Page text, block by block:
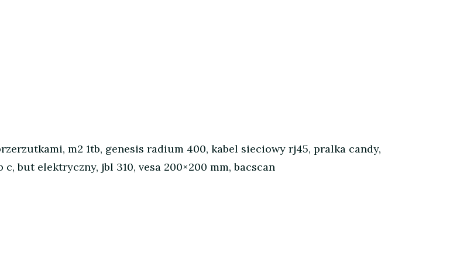
m2 1tb, genesis radium 400, kabel sieciowy rj45, pralka candy,
but elektryczny, jbl 310, vesa 200×200 mm, bacscan